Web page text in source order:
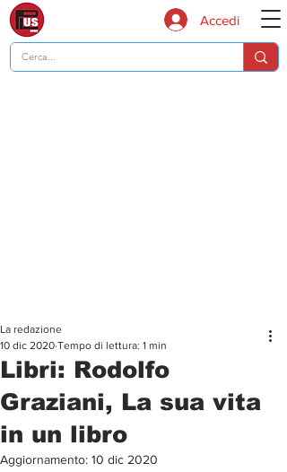
Accedi
Libri: Rodolfo
Graziani, La sua vita
in un libro
La redazione
10 dic 2020 Tempo di lettura: 1 min
Aggiornamento: 10 dic 2020